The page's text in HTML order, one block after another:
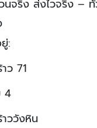
นจริง ส่งไวจริง –
:
ว 71
4
ววังหิน